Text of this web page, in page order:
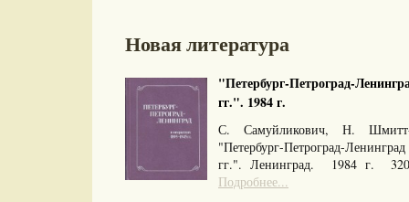
Новая литература
"Петербург-Петроград-
гг.". 1984 г.
С. Самуйликович, Н.
"Петербург-Петроград-
гг.". Ленинград. 1984 г.
Подробнее...